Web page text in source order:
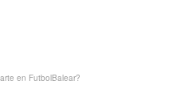
en FutbolBalear?